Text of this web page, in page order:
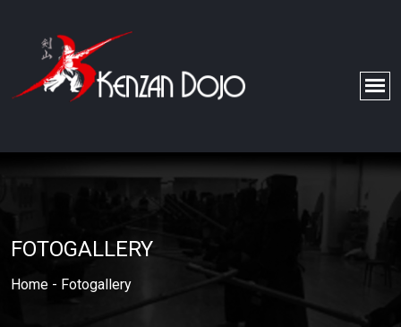
FOTOGALLERY
Home - Fotogallery